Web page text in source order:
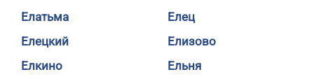
Елатьма
Елец
Елецкий
Елизово
Елкино
Ельня